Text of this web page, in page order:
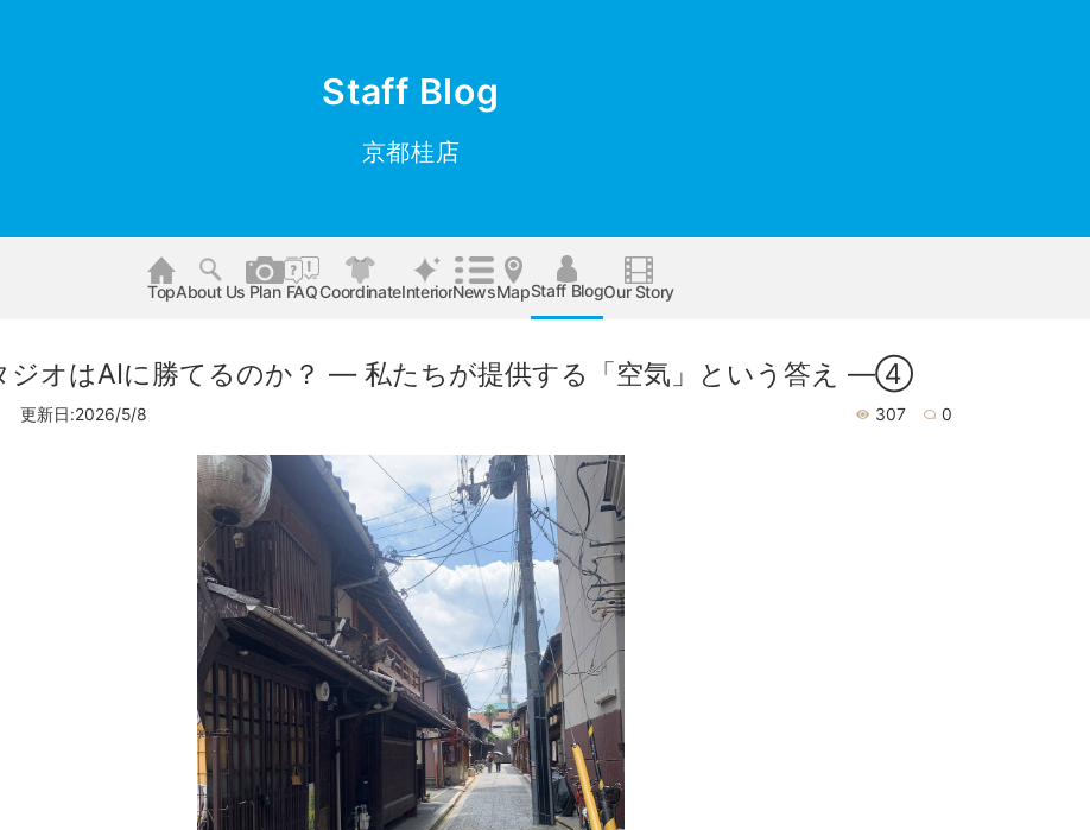
Staff Blog
京都桂店
TopAbout Us Plan FAQCoordinateInteriorNewsMapStaff BlogOur Story
ジオはAIに勝てるのか？ ― 私たちが提供する「空気」という答え ―④
更新日:2026/5/8 307 0